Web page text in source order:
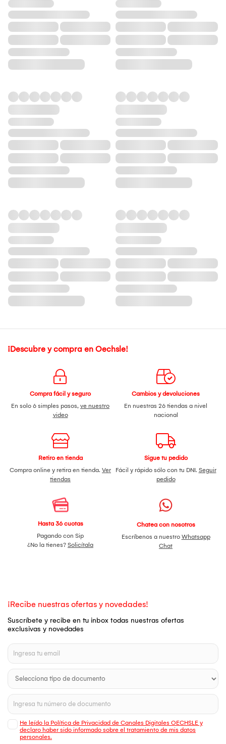
¡Descubre y compra en Oechsle!
Compra fácil y seguro
En solo 6 simples pasos, ve nuestro
video
Cambios y devoluciones
En nuestras 26 tiendas a nivel
nacional
Retiro en tienda
Compra online y retira en tienda. Ver
tiendas
Sigue tu pedido
Fácil y rápido sólo con tu DNI. Seguir
pedido
Hasta 36 cuotas
Pagando con Sip
¿No la tienes? Solicítala
Chatea con nosotros
Escríbenos a nuestro Whatsapp
Chat
¡Recibe nuestras ofertas y novedades!
Suscríbete y recibe en tu inbox todas nuestras ofertas
exclusivas y novedades
He leído la Política de Privacidad de Canales Digitales OECHSLE y
declaro haber sido informado sobre el tratamiento de mis datos
personales.